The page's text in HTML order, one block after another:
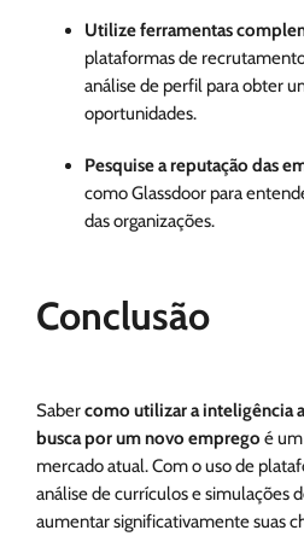
Utilize ferramentas
plataformas de
análise de perfil para obter
oportunidades.
Pesquise a reputação das
como Glassdoor para
das organizações.
Conclusão
Sabercomo utilizar a inteligência
busca por um novo emprego é
mercado atual. Com o uso de
análise de currículos e simulações
aumentar significativamente suas